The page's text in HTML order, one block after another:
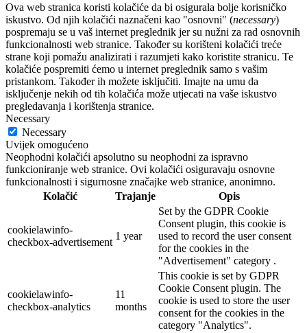
Ova web stranica koristi kolačiće da bi osigurala bolje korisničko
iskustvo. Od njih kolačići naznačeni kao "osnovni" (necessary)
pospremaju se u vaš internet preglednik jer su nužni za rad osnovnih
funkcionalnosti web stranice. Također su korišteni kolačići treće
strane koji pomažu analizirati i razumjeti kako koristite stranicu. Te
kolačiće pospremiti ćemo u internet preglednik samo s vašim
pristankom. Također ih možete isključiti. Imajte na umu da
isključenje nekih od tih kolačića može utjecati na vaše iskustvo
pregledavanja i korištenja stranice.
Necessary
Necessary
Uvijek omogućeno
Neophodni kolačići apsolutno su neophodni za ispravno
funkcioniranje web stranice. Ovi kolačići osiguravaju osnovne
funkcionalnosti i sigurnosne značajke web stranice, anonimno.
Kolačić
Trajanje Opis
cookielawinfo-
checkbox-advertisement
1 year
Set by the GDPR Cookie
Consent plugin, this cookie is
used to record the user consent
for the cookies in the
"Advertisement" category .
cookielawinfo-
checkbox-analytics
11
months
This cookie is set by GDPR
Cookie Consent plugin. The
cookie is used to store the user
consent for the cookies in the
category "Analytics".